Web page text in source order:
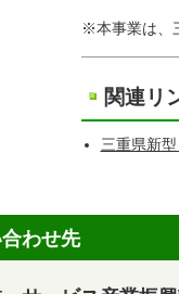
※本事業は、
関連リ
三重県新
わせ先